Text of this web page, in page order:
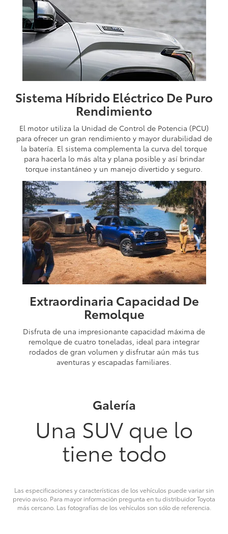
Sistema Híbrido Eléctrico De Puro
Rendimiento
El motor utiliza la Unidad de Control de Potencia (PCU)
para ofrecer un gran rendimiento y mayor durabilidad de
la batería. El sistema complementa la curva del torque
para hacerla lo más alta y plana posible y así brindar
torque instantáneo y un manejo divertido y seguro.
Extraordinaria Capacidad De
Remolque
Disfruta de una impresionante capacidad máxima de
remolque de cuatro toneladas, ideal para integrar
rodados de gran volumen y disfrutar aún más tus
aventuras y escapadas familiares.
Galería
Una SUV que lo
tiene todo
Las especificaciones y características de los vehículos puede variar sin
previo aviso. Para mayor información pregunta en tu distribuidor Toyota
más cercano. Las fotografías de los vehículos son sólo de referencia.